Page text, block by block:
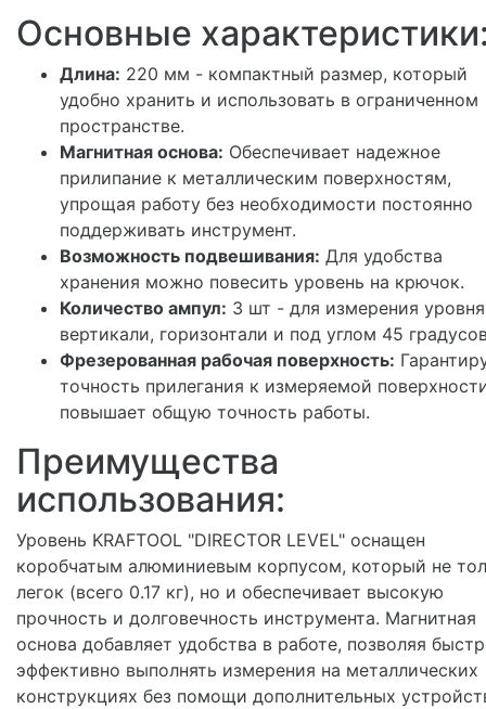
Основные
Длина: 220 мм - компактный размер, который
удобно хранить и использовать в ограниченном
пространстве.
Магнитная основа: Обеспечивает надежное
прилипание к металлическим поверхностям,
упрощая работу без необходимости постоянно
поддерживать инструмент.
Возможность подвешивания: Для удобства
хранения можно повесить уровень на крючок.
Количество ампул: 3 шт - для измерения
вертикали, горизонтали и под углом 45
Фрезерованная рабочая поверхность:
точность прилегания к измеряемой
повышает общую точность работы.
Преимущества
использования:
Уровень KRAFTOOL "DIRECTOR LEVEL" оснащен
коробчатым алюминиевым корпусом, который не
легок (всего 0.17 кг), но и обеспечивает высокую
прочность и долговечность инструмента. Магнитная
основа добавляет удобства в работе, позволяя
эффективно выполнять измерения на металлических
конструкциях без помощи дополнительных